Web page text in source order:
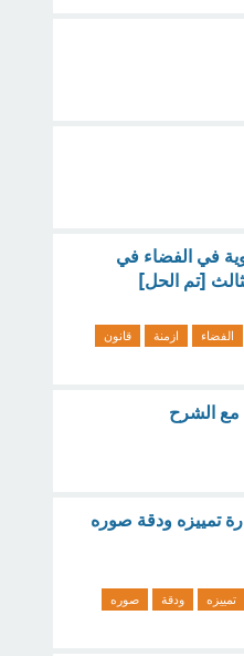
في الفضاء في
الفضاء ازمنة
قانون
تمييزه ودقة صوره
تمييزه ودقة
صوره